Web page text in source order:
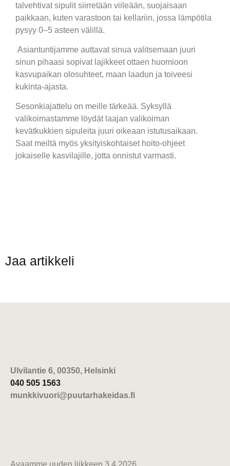
talvehtivat sipulit siirretään viileään, suojaisaan
paikkaan, kuten varastoon tai kellariin, jossa lämpötila
pysyy 0–5 asteen välillä.
Asiantuntijamme auttavat sinua valitsemaan juuri
sinun pihaasi sopivat lajikkeet ottaen huomioon
kasvupaikan olosuhteet, maan laadun ja toiveesi
kukinta-ajasta.
Sesonkiajattelu on meille tärkeää. Syksyllä
valikoimastamme löydät laajan valikoiman
kevätkukkien sipuleita juuri oikeaan istutusaikaan.
Saat meiltä myös yksityiskohtaiset hoito-ohjeet
jokaiselle kasvilajille, jotta onnistut varmasti.
Jaa artikkeli
Ulvilantie 6, 00350, Helsinki
040 505 1563
munkkivuori@puutarhakeidas.fi
Avaamme uuden liikkeen 3.4.2026